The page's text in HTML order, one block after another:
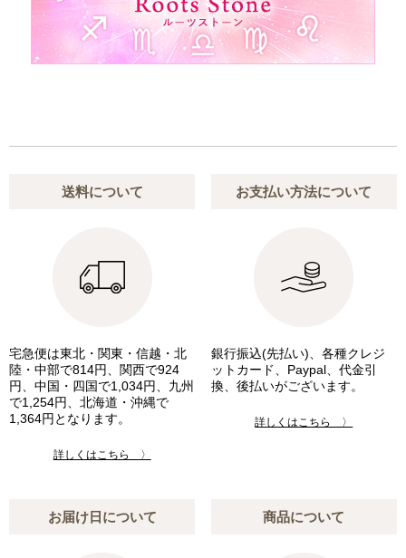
送料について
宅急便は東北・関東・信越・北
陸・中部で814円、関西で924
円、中国・四国で1,034円、九州
で1,254円、北海道・沖縄で
1,364円となります。
詳しくはこちら 〉
お支払い方法について
銀行振込(先払い)、各種クレジ
ットカード、Paypal、代金引
換、後払いがございます。
詳しくはこちら 〉
お届け日について 商品について